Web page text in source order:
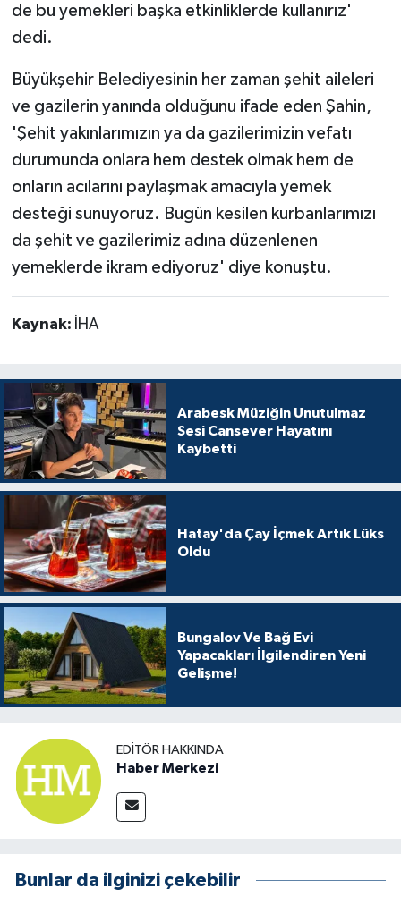
de bu yemekleri başka etkinliklerde kullanırız'
dedi.
Büyükşehir Belediyesinin her zaman şehit aileleri
ve gazilerin yanında olduğunu ifade eden Şahin,
'Şehit yakınlarımızın ya da gazilerimizin vefatı
durumunda onlara hem destek olmak hem de
onların acılarını paylaşmak amacıyla yemek
desteği sunuyoruz. Bugün kesilen kurbanlarımızı
da şehit ve gazilerimiz adına düzenlenen
yemeklerde ikram ediyoruz' diye konuştu.
Kaynak: İHA
Arabesk Müziğin Unutulmaz
Sesi Cansever Hayatını
Kaybetti
Hatay'da Çay İçmek Artık Lüks
Oldu
Bungalov Ve Bağ Evi
Yapacakları İlgilendiren Yeni
Gelişme!
EDITÖR HAKKINDA
Haber Merkezi
Bunlar da ilginizi çekebilir